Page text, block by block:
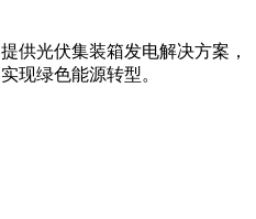
供光伏集装箱发电解决方案，
现绿色能源转型。